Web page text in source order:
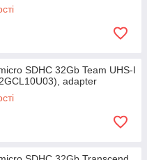
SDHC 32Gb Team UHS-I
adapter